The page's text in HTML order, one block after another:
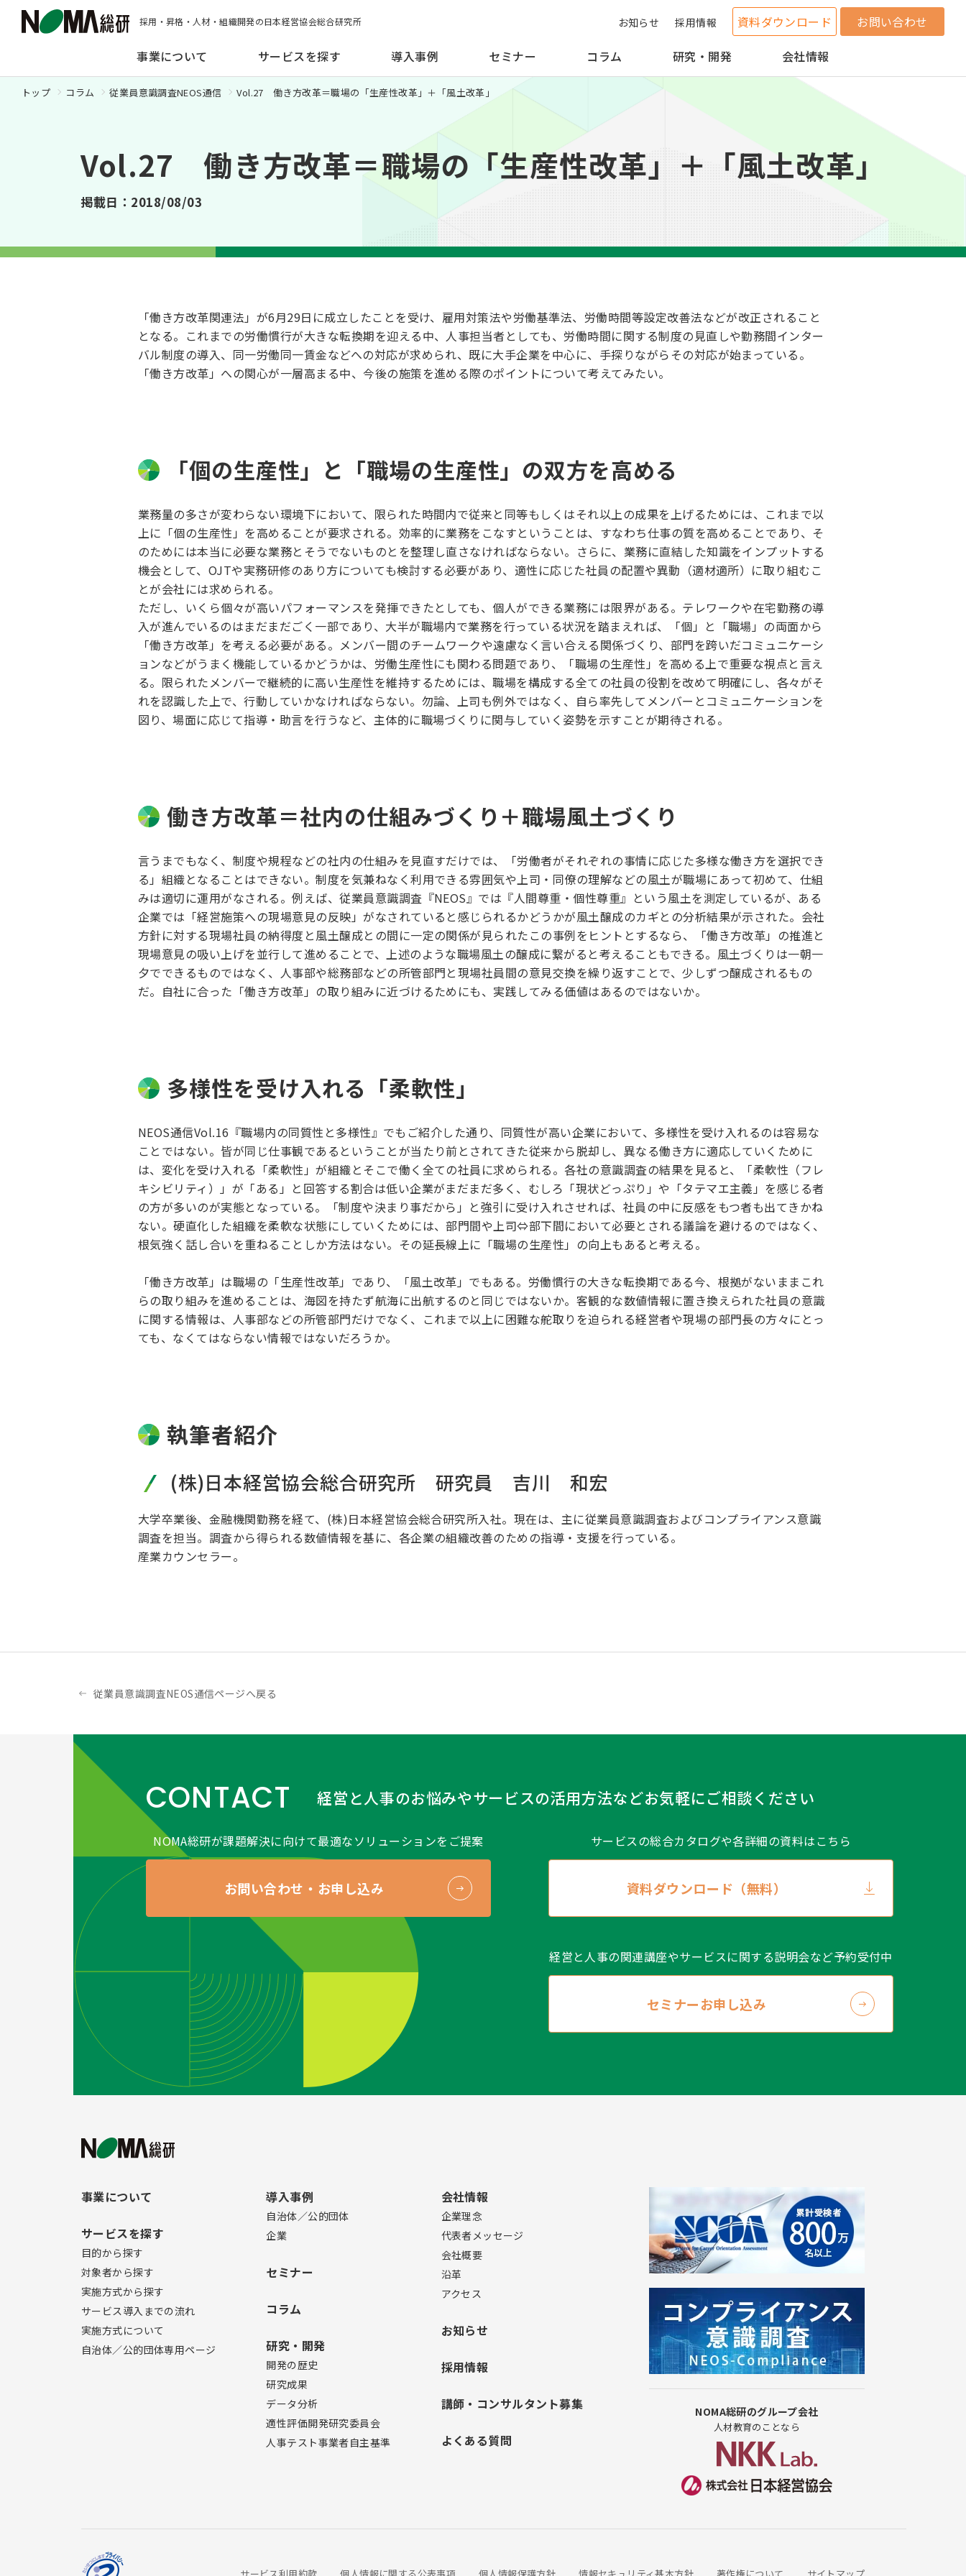
採用・昇格・人材・組織開発の日本経営協会総合研究所 お知らせ 採用情報 資料ダウンロード
お問い合わせ
事業について
サービスを探す 導入事例 セミナー コラム 研究・開発 会社情報
トップ コラム 従業員意識調査NEOS通信 Vol.27 働き方改革＝職場の「生産性改革」＋「風土改革」
Vol.27 働き方改革＝職場の「生産性改革」＋「風土改革」
掲載日：2018/08/03
「働き方改革関連法」が6月29日に成立したことを受け、雇用対策法や労働基準法、労働時間等設定改善法などが改正されること
となる。これまでの労働慣行が大きな転換期を迎える中、人事担当者としても、労働時間に関する制度の見直しや勤務間インター
バル制度の導入、同一労働同一賃金などへの対応が求められ、既に大手企業を中心に、手探りながらその対応が始まっている。
「働き方改革」への関心が一層高まる中、今後の施策を進める際のポイントについて考えてみたい。
「個の生産性」と「職場の生産性」の双方を高める
業務量の多さが変わらない環境下において、限られた時間内で従来と同等もしくはそれ以上の成果を上げるためには、これまで以
上に「個の生産性」を高めることが要求される。効率的に業務をこなすということは、すなわち仕事の質を高めることであり、そ
のためには本当に必要な業務とそうでないものとを整理し直さなければならない。さらに、業務に直結した知識をインプットする
機会として、OJTや実務研修のあり方についても検討する必要があり、適性に応じた社員の配置や異動（適材適所）に取り組むこ
とが会社には求められる。
ただし、いくら個々が高いパフォーマンスを発揮できたとしても、個人ができる業務には限界がある。テレワークや在宅勤務の導
入が進んでいるのはまだまだごく一部であり、大半が職場内で業務を行っている状況を踏まえれば、「個」と「職場」の両面から
「働き方改革」を考える必要がある。メンバー間のチームワークや遠慮なく言い合える関係づくり、部門を跨いだコミュニケーシ
ョンなどがうまく機能しているかどうかは、労働生産性にも関わる問題であり、「職場の生産性」を高める上で重要な視点と言え
る。限られたメンバーで継続的に高い生産性を維持するためには、職場を構成する全ての社員の役割を改めて明確にし、各々がそ
れを認識した上で、行動していかなければならない。勿論、上司も例外ではなく、自ら率先してメンバーとコミュニケーションを
図り、場面に応じて指導・助言を行うなど、主体的に職場づくりに関与していく姿勢を示すことが期待される。
働き方改革＝社内の仕組みづくり＋職場風土づくり
言うまでもなく、制度や規程などの社内の仕組みを見直すだけでは、「労働者がそれぞれの事情に応じた多様な働き方を選択でき
る」組織となることはできない。制度を気兼ねなく利用できる雰囲気や上司・同僚の理解などの風土が職場にあって初めて、仕組
みは適切に運用がなされる。例えば、従業員意識調査『NEOS』では『人間尊重・個性尊重』という風土を測定しているが、ある
企業では「経営施策への現場意見の反映」がなされていると感じられるかどうかが風土醸成のカギとの分析結果が示された。会社
方針に対する現場社員の納得度と風土醸成との間に一定の関係が見られたこの事例をヒントとするなら、「働き方改革」の推進と
現場意見の吸い上げを並行して進めることで、上述のような職場風土の醸成に繋がると考えることもできる。風土づくりは一朝一
夕でできるものではなく、人事部や総務部などの所管部門と現場社員間の意見交換を繰り返すことで、少しずつ醸成されるもの
だ。自社に合った「働き方改革」の取り組みに近づけるためにも、実践してみる価値はあるのではないか。
多様性を受け入れる「柔軟性」
NEOS通信Vol.16『職場内の同質性と多様性』 でもご紹介した通り、同質性が高い企業において、多様性を受け入れるのは容易な
ことではない。皆が同じ仕事観であるということが当たり前とされてきた従来から脱却し、異なる働き方に適応していくために
は、変化を受け入れる「柔軟性」が組織とそこで働く全ての社員に求められる。各社の意識調査の結果を見ると、「柔軟性（フレ
キシビリティ）」が「ある」と回答する割合は低い企業がまだまだ多く、むしろ「現状どっぷり」や「タテマエ主義」を感じる者
の方が多いのが実態となっている。「制度や決まり事だから」と強引に受け入れさせれば、社員の中に反感をもつ者も出てきかね
ない。硬直化した組織を柔軟な状態にしていくためには、部門間や上司⇔部下間において必要とされる議論を避けるのではなく、
根気強く話し合いを重ねることしか方法はない。その延長線上に「職場の生産性」の向上もあると考える。
「働き方改革」は職場の「生産性改革」であり、「風土改革」でもある。労働慣行の大きな転換期である今、根拠がないままこれ
らの取り組みを進めることは、海図を持たず航海に出航するのと同じではないか。客観的な数値情報に置き換えられた社員の意識
に関する情報は、人事部などの所管部門だけでなく、これまで以上に困難な舵取りを迫られる経営者や現場の部門長の方々にとっ
ても、なくてはならない情報ではないだろうか。
執筆者紹介
(株)日本経営協会総合研究所 研究員 吉川 和宏
大学卒業後、金融機関勤務を経て、(株)日本経営協会総合研究所入社。現在は、主に従業員意識調査およびコンプライアンス意識
調査を担当。調査から得られる数値情報を基に、各企業の組織改善のための指導・支援を行っている。
産業カウンセラー。
従業員意識調査NEOS通信ページへ戻る
CONTACT 経営と人事のお悩みやサービスの活用方法などお気軽にご相談ください
NOMA総研が課題解決に向けて最適なソリューションをご提案
お問い合わせ・お申し込み
サービスの総合カタログや各詳細の資料はこちら
資料ダウンロード（無料）
経営と人事の関連講座やサービスに関する説明会など予約受付中
セミナーお申し込み
事業について
サービスを探す
目的から探す
対象者から探す
実施方式から探す
サービス導入までの流れ
実施方式について
自治体／公的団体専用ページ
導入事例
自治体／公的団体
企業
セミナー
コラム
研究・開発
開発の歴史
研究成果
データ分析
適性評価開発研究委員会
人事テスト事業者自主基準
会社情報
企業理念
代表者メッセージ
会社概要
沿革
アクセス
お知らせ
採用情報
講師・コンサルタント募集
よくある質問
NOMA総研のグループ会社
人材教育のことなら